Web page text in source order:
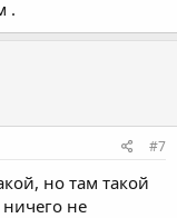
.
#7
но там такой
ничего не